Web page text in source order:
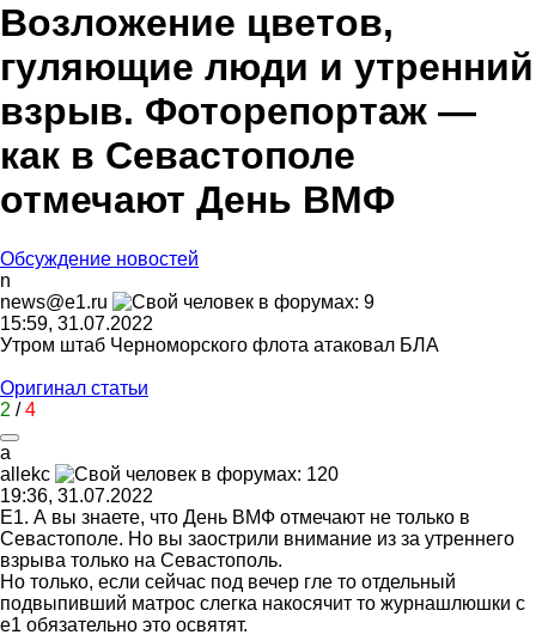
Возложение цветов,
гуляющие люди и утренний
взрыв. Фоторепортаж —
как в Севастополе
отмечают День ВМФ
Обсуждение новостей
n
news@e1.ru
15:59, 31.07.2022
Утром штаб Черноморского флота атаковал БЛА
Оригинал статьи
2 /4
a
allekc
19:36, 31.07.2022
Е1. А вы знаете, что День ВМФ отмечают не только в
Севастополе. Но вы заострили внимание из за утреннего
взрыва только на Севастополь.
Но только, если сейчас под вечер гле то отдельный
подвыпивший матрос слегка накосячит то журнашлюшки с
е1 обязательно это освятят.